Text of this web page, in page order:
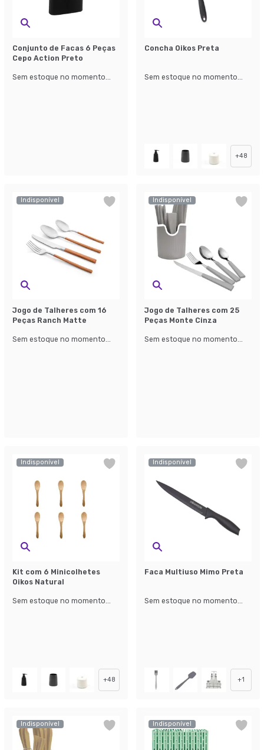
Conjunto de Facas 6 Peças
Cepo Action Preto
Sem estoque no momento...
Concha Oikos Preta
Sem estoque no momento...
+48
Indisponível
Jogo de Talheres com 16
Peças Ranch Matte
Sem estoque no momento...
Indisponível
Jogo de Talheres com 25
Peças Monte Cinza
Sem estoque no momento...
Indisponível
Kit com 6 Minicolhetes
Oikos Natural
Sem estoque no momento...
+48
Indisponível
Faca Multiuso Mimo Preta
Sem estoque no momento...
+1
Indisponível Indisponível